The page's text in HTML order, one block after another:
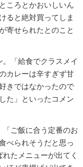
ころとかおいしいん
ると絶対買ってしま
寄せられたとのこと
「給食でクラスメイ
カレーは辛すぎず甘
きではなかったので
た」といったコメン
ご飯に合う定番のお
べられそうだと思っ
たメニューが出てく